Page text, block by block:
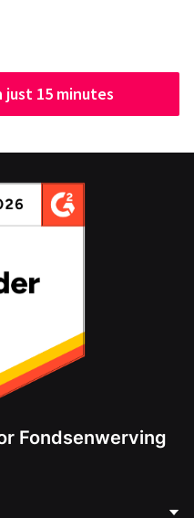
15 minutes
Fondsenwerving